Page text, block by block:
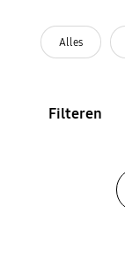
Alles
Filteren